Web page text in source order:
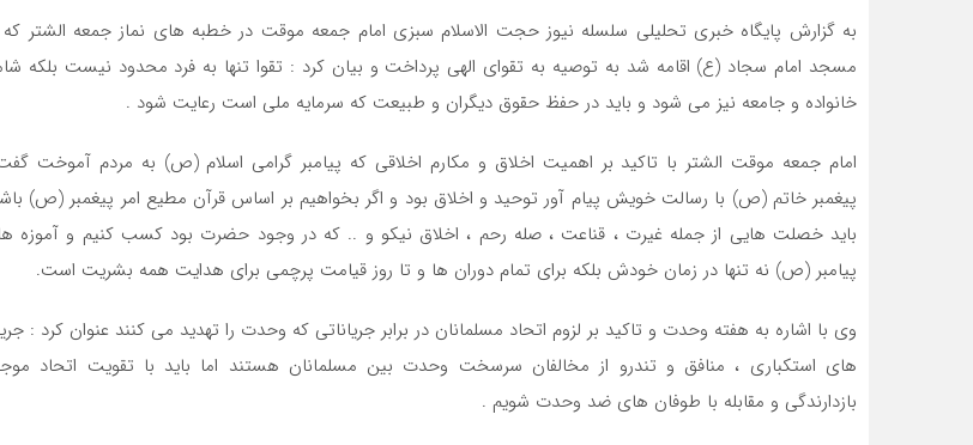
به گزارش پایگاه خبری تحلیلی سلسله نیوز حجت الاسلام سبزی امام جمعه موقت در خطبه های نماز جمعه الشتر که
مسجد امام سجاد (ع) اقامه شد به توصیه به تقوای الهی پرداخت و بیان کرد : تقوا تنها به فرد محدود نیست بلکه
خانواده‌ و جامعه نیز می شود و باید در حفظ حقوق دیگران و طبیعت که سرمایه ملی است رعایت شود .
امام جمعه موقت الشتر با تاکید بر اهمیت اخلاق و مکارم اخلاقی که پیامبر گرامی اسلام (ص) به مردم آموخت
پیغمبر خاتم (ص) با رسالت خویش پیام آور توحید و اخلاق بود و اگر بخواهیم بر اساس قرآن مطیع امر پیغمبر (ص)
باید خصلت هایی از جمله غیرت ، قناعت ، صله رحم ، اخلاق نیکو و .. که در وجود حضرت بود کسب کنیم و آموزه
پیامبر (ص) نه تنها در زمان خودش بلکه برای تمام دوران ها و تا روز قیامت پرچمی برای هدایت همه بشریت است.
وی با اشاره به هفته وحدت و تاکید بر لزوم اتحاد مسلمانان در برابر جریاناتی که وحدت را تهدید می کنند عنوان کرد :
های استکباری ، منافق و تندرو از مخالفان سرسخت وحدت بین مسلمانان هستند اما باید با تقویت اتحاد
بازدارندگی و مقابله با طوفان های ضد وحدت شویم .